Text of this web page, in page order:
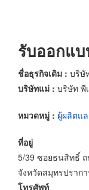
รับออกแบ
ชื่อธุรกิจเดิม : บริษั
บริษัทแม่ : บริษัท พี
หมวดหมู่ : ผู้ผลิตแ
ที่อยู่
5/39 ซอยธนสิทธิ์ ถ
จังหวัดสมุทรปราก
โทรศัพท์